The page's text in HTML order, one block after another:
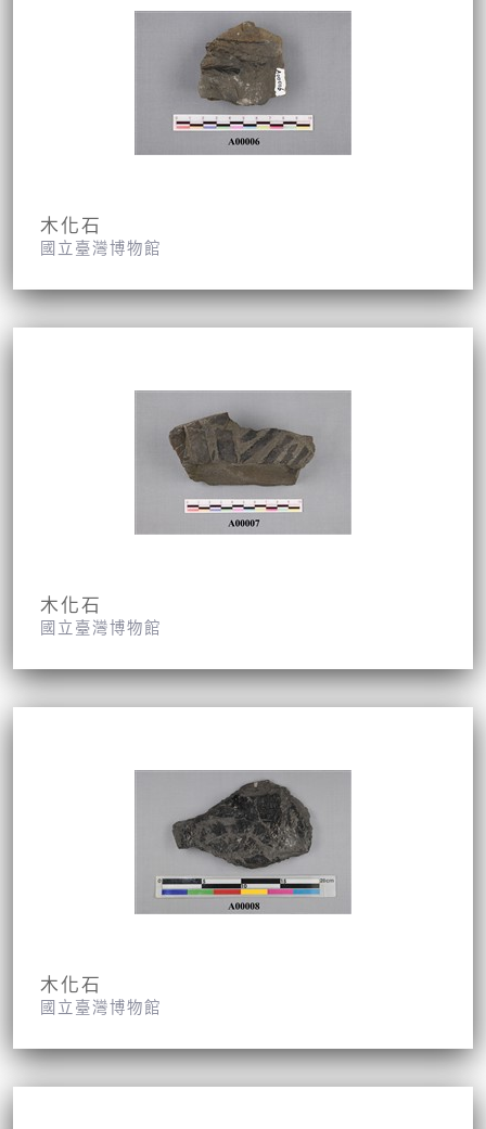
木化石
國立臺灣博物館
木化石
國立臺灣博物館
木化石
國立臺灣博物館